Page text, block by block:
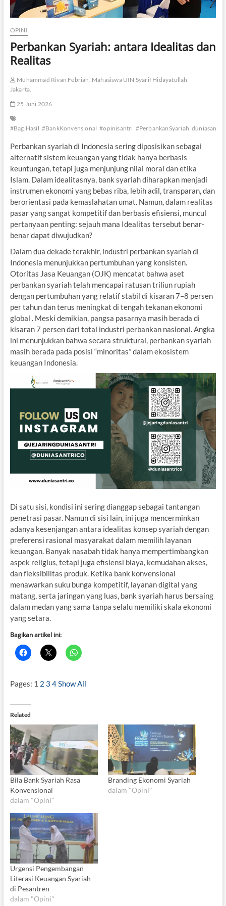
OPINI
Perbankan Syariah: antara Idealitas dan
Realitas
Muhammad Rivan Febrian, Mahasiswa UIN Syarif Hidayatullah
Jakarta.
25 Juni 2026
#BagiHasil #BankKonvensional #opinisantri #PerbankanSyariah duniasantri
Perbankan syariah di Indonesia sering diposisikan sebagai
alternatif sistem keuangan yang tidak hanya berbasis
keuntungan, tetapi juga menjunjung nilai moral dan etika
Islam. Dalam idealitasnya, bank syariah diharapkan menjadi
instrumen ekonomi yang bebas riba, lebih adil, transparan, dan
berorientasi pada kemaslahatan umat. Namun, dalam realitas
pasar yang sangat kompetitif dan berbasis efisiensi, muncul
pertanyaan penting: sejauh mana Idealitas tersebut benar-
benar dapat diwujudkan?
Dalam dua dekade terakhir, industri perbankan syariah di
Indonesia menunjukkan pertumbuhan yang konsisten.
Otoritas Jasa Keuangan (OJK) mencatat bahwa aset
perbankan syariah telah mencapai ratusan triliun rupiah
dengan pertumbuhan yang relatif stabil di kisaran 7–8 persen
per tahun dan terus meningkat di tengah tekanan ekonomi
global . Meski demikian, pangsa pasarnya masih berada di
kisaran 7 persen dari total industri perbankan nasional. Angka
ini menunjukkan bahwa secara struktural, perbankan syariah
masih berada pada posisi “minoritas” dalam ekosistem
keuangan Indonesia.
Di satu sisi, kondisi ini sering dianggap sebagai tantangan
penetrasi pasar. Namun di sisi lain, ini juga mencerminkan
adanya kesenjangan antara idealitas konsep syariah dengan
preferensi rasional masyarakat dalam memilih layanan
keuangan. Banyak nasabah tidak hanya mempertimbangkan
aspek religius, tetapi juga efisiensi biaya, kemudahan akses,
dan fleksibilitas produk. Ketika bank konvensional
menawarkan suku bunga kompetitif, layanan digital yang
matang, serta jaringan yang luas, bank syariah harus bersaing
dalam medan yang sama tanpa selalu memiliki skala ekonomi
yang setara.
Bagikan artikel ini:
Pages: 1 2 3 4Show All
Related
Bila Bank Syariah Rasa
Konvensional
dalam "Opini"
Branding Ekonomi Syariah
dalam "Opini"
Urgensi Pengembangan
Literasi Keuangan Syariah
di Pesantren
dalam "Opini"